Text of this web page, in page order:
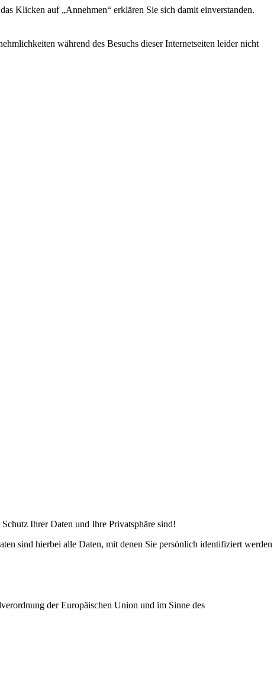
Klicken auf „Annehmen“ erklären Sie sich damit einverstanden.
während des Besuchs dieser Internetseiten leider nicht
Ihrer Daten und Ihre Privatsphäre sind!
sind hierbei alle Daten, mit denen Sie persönlich identifiziert werden
der Europäischen Union und im Sinne des